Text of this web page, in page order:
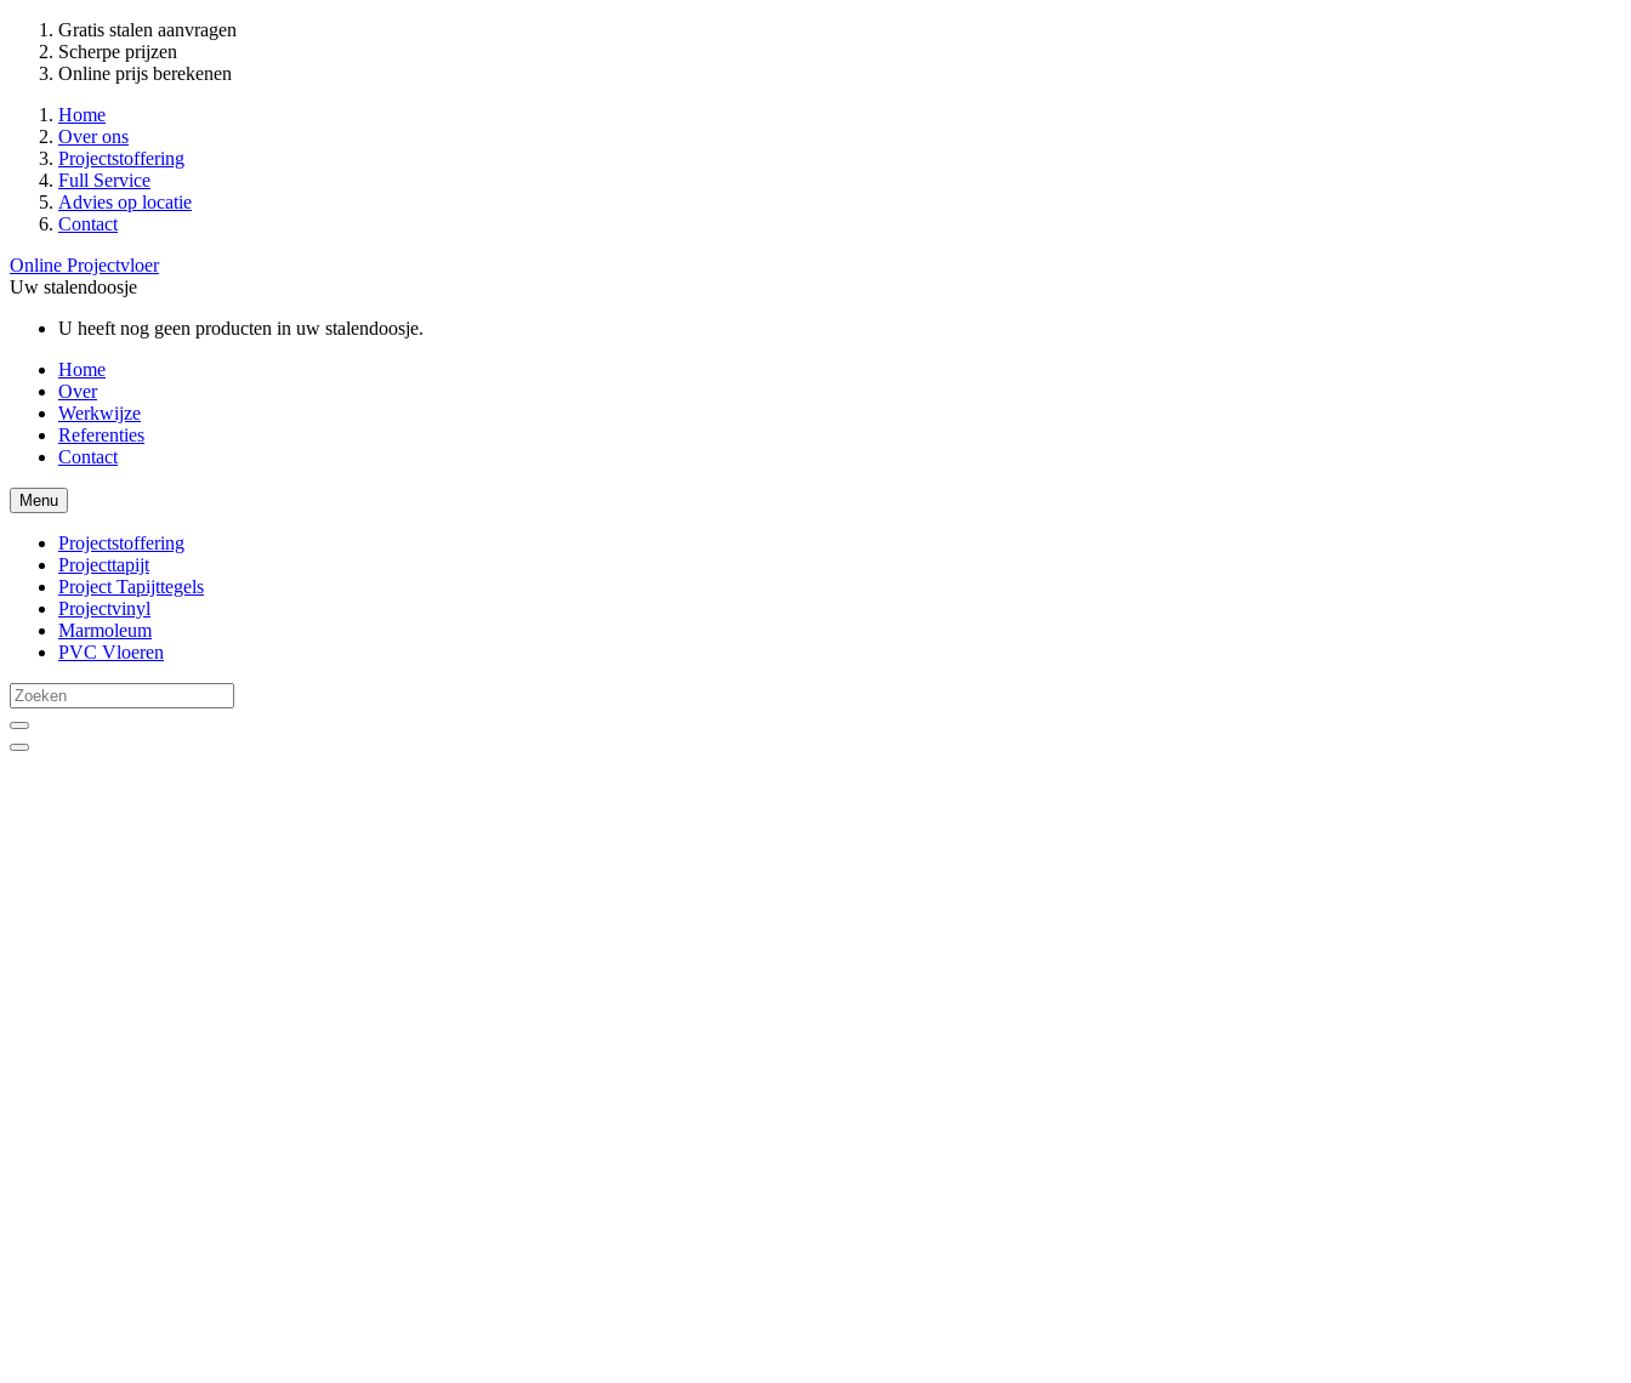
Gratis stalen aanvragen
Scherpe prijzen
Online prijs berekenen
Home
Over ons
Projectstoffering
Full Service
Advies op locatie
Contact
Online Projectvloer
Uw stalendoosje
U heeft nog geen producten in uw stalendoosje.
Home
Over
Werkwijze
Referenties
Contact
Menu
Projectstoffering
Projecttapijt
Project Tapijttegels
Projectvinyl
Marmoleum
PVC Vloeren